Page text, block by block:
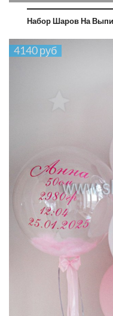
Набор Шаров На
4140 руб